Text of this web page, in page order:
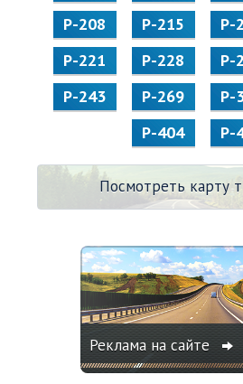
Р-208
Р-215 Р-
Р-221
Р-228 Р-
Р-243
Р-269 Р-
Р-404
Р-
Посмотреть карту
Реклама на сайте